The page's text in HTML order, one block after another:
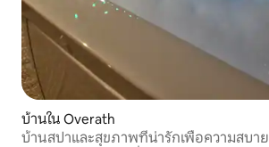
บ้านใน Overath
บ้านสปาและสุขภาพที่น่ารักเพื่อความสบาย